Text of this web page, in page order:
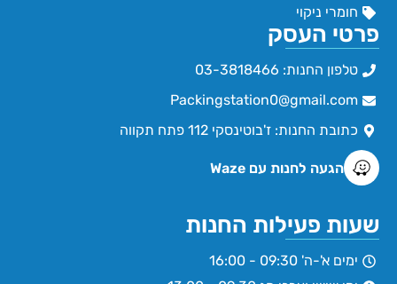
חומרי ניקוי
פרטי העסק
טלפון החנות: 03-3818466
Packingstation0@gmail.com
כתובת החנות: ז'בוטינסקי 112 פתח תקווה
הגעה לחנות עם Waze
שעות פעילות החנות
ימים א'-ה' 09:30 - 16:00